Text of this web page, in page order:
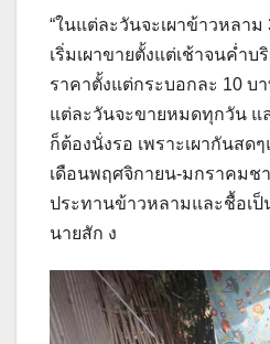
“ในแต่ละวันจะเผาข้าวหลาม
เริ่มเผาขายตั้งแต่เช้าจนค่ำ
ราคาตั้งแต่กระบอกละ 10 บ
แต่ละวันจะขายหมดทุกวัน แ
ก็ต้องนั่งรอ เพราะเผากันสด
เดือนพฤศจิกายน-มกราคมช
ประทานข้าวหลามและชื้อเป็
นายสัก ง